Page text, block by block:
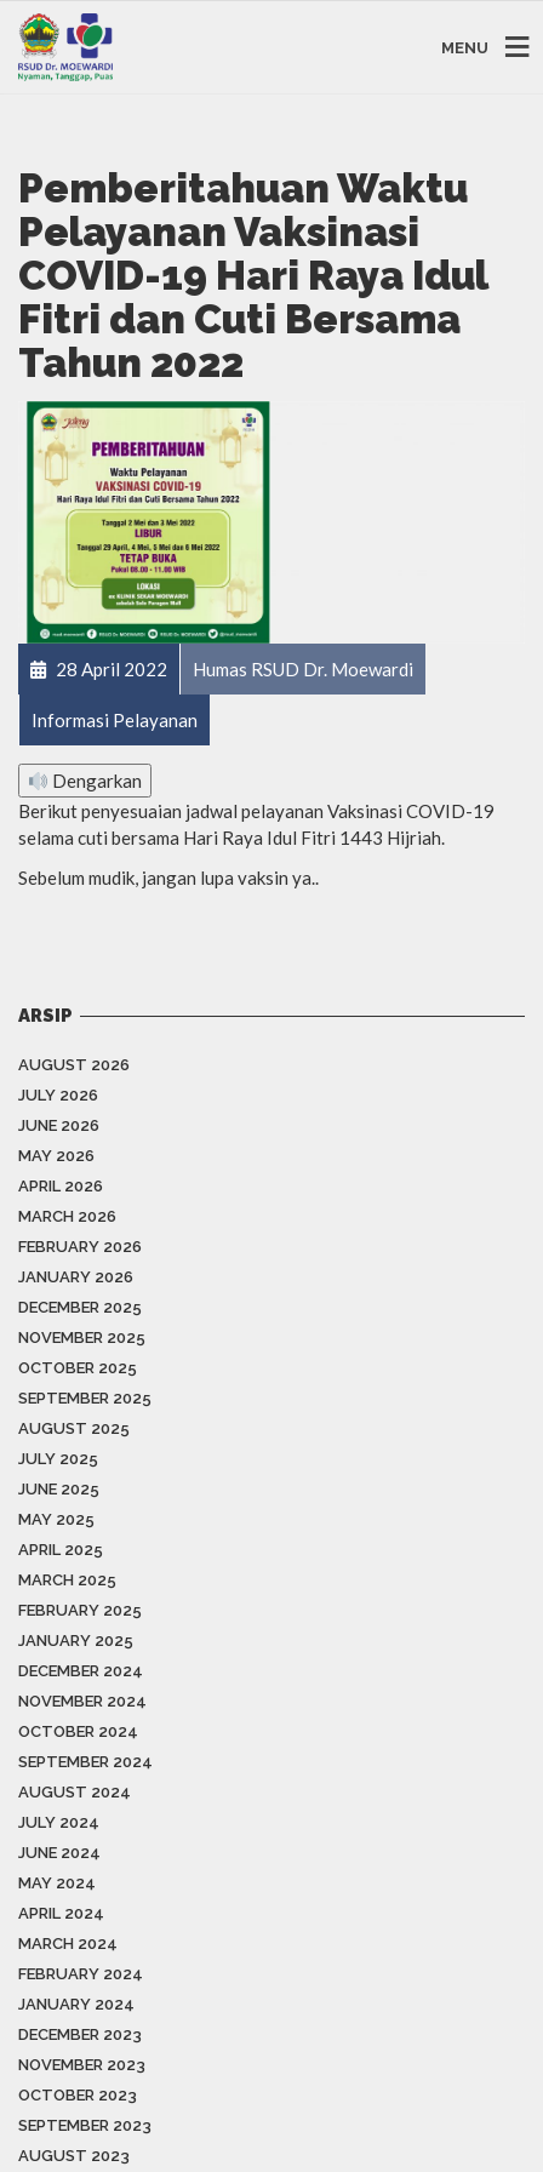
MENU
Pemberitahuan Waktu
Pelayanan Vaksinasi
COVID-19 Hari Raya Idul
Fitri dan Cuti Bersama
Tahun 2022
28 April 2022 Humas RSUD Dr. Moewardi
Informasi Pelayanan
Dengarkan
Berikut penyesuaian jadwal pelayanan Vaksinasi COVID-19
selama cuti bersama Hari Raya Idul Fitri 1443 Hijriah.
Sebelum mudik, jangan lupa vaksin ya..
ARSIP
AUGUST 2026
JULY 2026
JUNE 2026
MAY 2026
APRIL 2026
MARCH 2026
FEBRUARY 2026
JANUARY 2026
DECEMBER 2025
NOVEMBER 2025
OCTOBER 2025
SEPTEMBER 2025
AUGUST 2025
JULY 2025
JUNE 2025
MAY 2025
APRIL 2025
MARCH 2025
FEBRUARY 2025
JANUARY 2025
DECEMBER 2024
NOVEMBER 2024
OCTOBER 2024
SEPTEMBER 2024
AUGUST 2024
JULY 2024
JUNE 2024
MAY 2024
APRIL 2024
MARCH 2024
FEBRUARY 2024
JANUARY 2024
DECEMBER 2023
NOVEMBER 2023
OCTOBER 2023
SEPTEMBER 2023
AUGUST 2023